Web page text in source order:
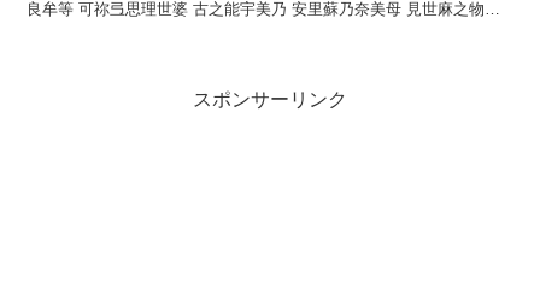
良牟等 可祢弖思理世婆 古之能宇美乃 安里蘇乃奈美母 見世麻之物乎
スポンサーリンク